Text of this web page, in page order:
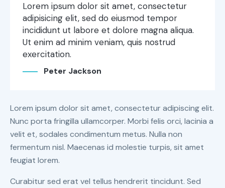
Lorem ipsum dolor sit amet, consectetur
adipisicing elit, sed do eiusmod tempor
incididunt ut labore et dolore magna aliqua.
Ut enim ad minim veniam, quis nostrud
exercitation.
Peter Jackson
Lorem ipsum dolor sit amet, consectetur adipiscing elit.
Nunc porta fringilla ullamcorper. Morbi felis orci, lacinia a
velit et, sodales condimentum metus. Nulla non
fermentum nisl. Maecenas id molestie turpis, sit amet
feugiat lorem.
Curabitur sed erat vel tellus hendrerit tincidunt. Sed